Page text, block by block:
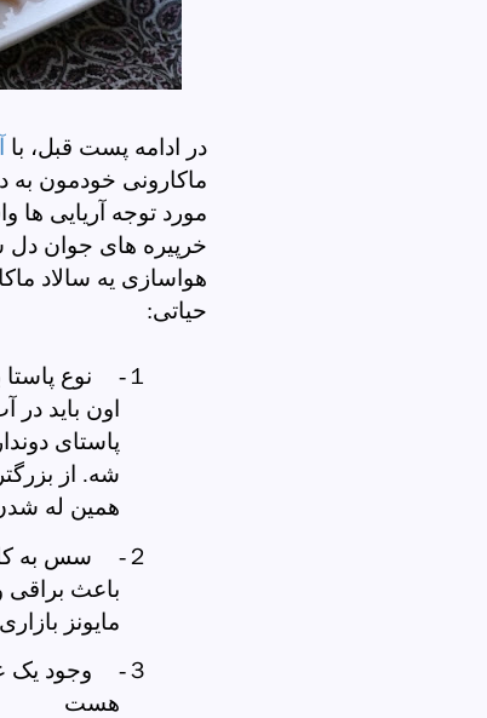
در ادامه پست قبل، با
ماکارونی خودمون به
مورد توجه آریایی ها
خرپیره های جوان دل
هواسازی یه سالاد
حیاتی:
１-
نوع
اون باید
پاستای
شه. از
همین له
２-
سس به
باعث براقی
مایونز
３-
وجود یک
هست